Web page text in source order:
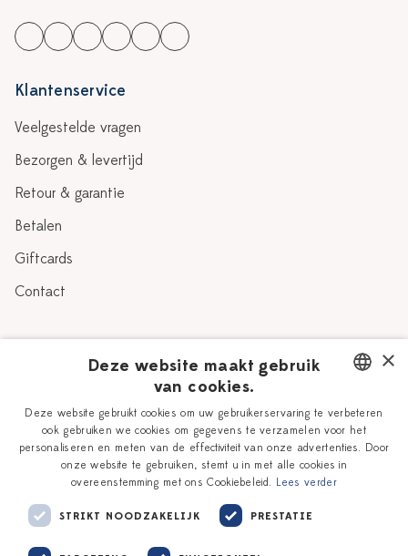
Klantenservice
Veelgestelde vragen
Bezorgen & levertijd
Retour & garantie
Betalen
Giftcards
Contact
Verhaal
Onze plateelschilders
Delfts Blauw
Workshops
Vacatures
Zakelijk
DUTCH
ENGLISH
×
Deze website maakt gebruik
van cookies.
Deze website gebruikt cookies om uw gebruikerservaring te verbeteren
ook gebruiken we cookies om gegevens te verzamelen voor het
personaliseren en meten van de effectiviteit van onze advertenties. Door
onze website te gebruiken, stemt u in met alle cookies in
overeenstemming met ons Cookiebeleid. Lees verder
STRIKT NOODZAKELIJK PRESTATIE